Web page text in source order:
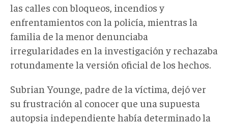
las calles con bloqueos, incendios y
enfrentamientos con la policía, mientras la
familia de la menor denunciaba
irregularidades en la investigación y rechazaba
rotundamente la versión oficial de los hechos.
Subrian Younge, padre de la víctima , dejó ver
su frustración al conocer que una supuesta
autopsia independiente había determinado la